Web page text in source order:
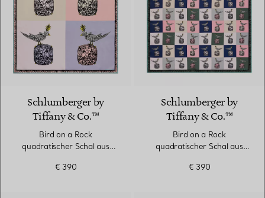
3 Farben
Schlumberger by
Tiffany & Co.™
Bird on a Rock
quadratischer Schal aus
€ 390
Schlumberger by
Tiffany & Co.™
Bird on a Rock
quadratischer Schal aus
€ 390